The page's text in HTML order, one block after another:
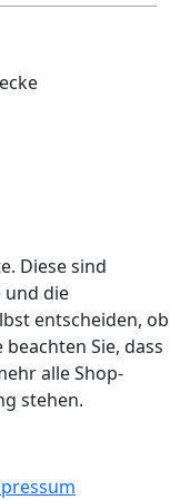
Diese sind
und die
entscheiden, ob
Sie, dass
alle Shop-
stehen.